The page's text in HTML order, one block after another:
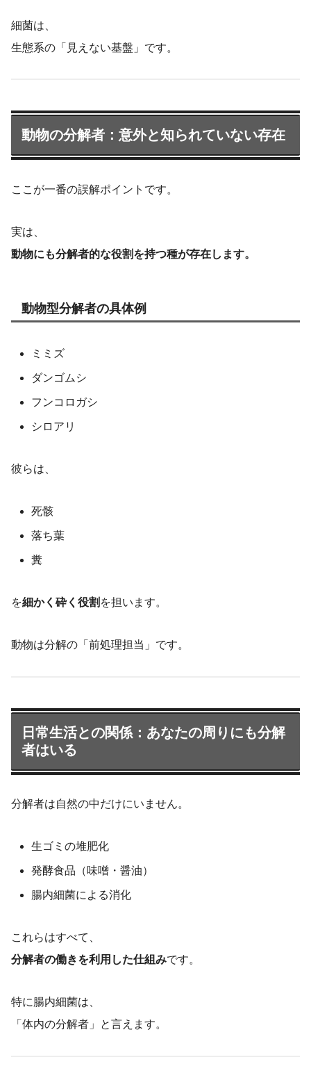
細菌は、
生態系の「見えない基盤」です。
動物の分解者：意外と知られていない存在
ここが一番の誤解ポイントです。
実は、
動物にも分解者的な役割を持つ種が存在します。
動物型分解者の具体例
ミミズ
ダンゴムシ
フンコロガシ
シロアリ
彼らは、
死骸
落ち葉
糞
を細かく砕く役割 を担います。
動物は分解の「前処理担当」です。
日常生活との関係：あなたの周りにも分解
者はいる
分解者は自然の中だけにいません。
生ゴミの堆肥化
発酵食品（味噌・醤油）
腸内細菌による消化
これらはすべて、
分解者の働きを利用した仕組みです。
特に腸内細菌は、
「体内の分解者」と言えます。